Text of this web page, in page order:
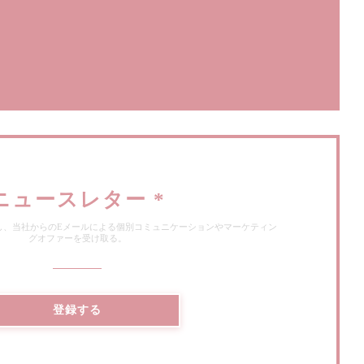
開きます))
ュースレター *
当社からのEメールによる個別コミュニケーションやマーケティン
グオファーを受け取る。
登録する